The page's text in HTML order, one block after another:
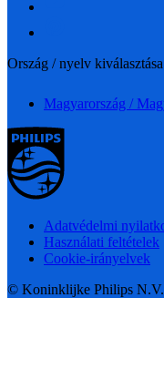
Ország / nyelv kiválasztása
Magyarország /
Adatvédelmi
Használati feltételek
Cookie-irányelvek
© Koninklijke Philips